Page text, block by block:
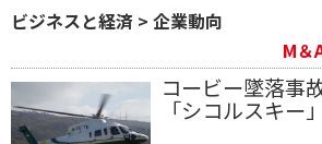
ビジネスと経済 > 企業動向
M＆
コービー墜落事
「シコルスキー